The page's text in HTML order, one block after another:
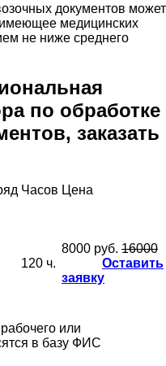
документов может
медицинских
не ниже среднего
по обработке
заказать
Часов Цена
120 ч.
8000 руб. 16000
Оставить
заявку
или
в базу ФИС